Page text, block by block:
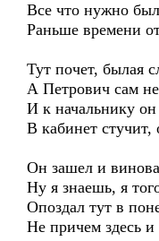
Все что нужно
Раньше времени
Тут почет, былая
А Петрович сам
И к начальнику
В кабинет стучит,
Он зашел и
Ну я знаешь, я
Опоздал тут в
Не причем здесь и